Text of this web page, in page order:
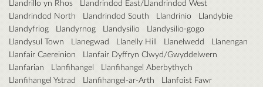
Llandrillo yn Rhos
Llandrindod East/Llandrindod West
Llandrindod North
Llandrindod South Llandrinio
Llandybie
Llandyfriog
Llandyrnog Llandysilio
Llandysilio-gogo
Llandysul Town
Llanegwad Llanelly Hill Llanelwedd
Llanengan
Llanfair Caereinion
Llanfair Dyffryn Clwyd/Gwyddelwern
Llanfarian
Llanfihangel
Llanfihangel Aberbythych
Llanfihangel Ystrad
Llanfihangel-ar-Arth
Llanfoist Fawr